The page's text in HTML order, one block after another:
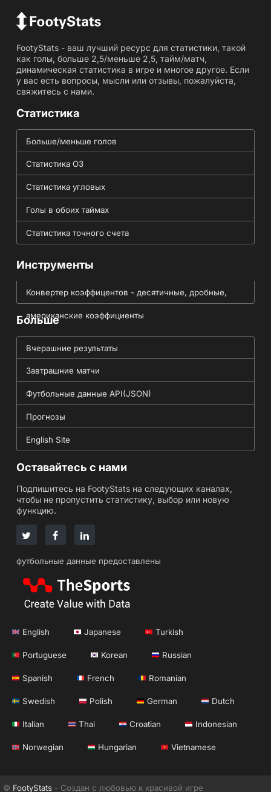
FootyStats - ваш лучший ресурс для статистики, такой
как голы, больше 2,5/меньше 2,5, тайм/матч,
динамическая статистика в игре и многое другое. Если
у вас есть вопросы, мысли или отзывы, пожалуйста,
свяжитесь с нами.
Статистика
Больше/меньше голов
Статистика ОЗ
Статистика угловых
Голы в обоих таймах
Статистика точного счета
Инструменты
Конвертер коэффицентов - десятичные, дробные,
американские коэффициенты
Больше
Вчерашние результаты
Завтрашние матчи
Футбольные данные API(JSON)
Прогнозы
English Site
Оставайтесь с нами
Подпишитесь на FootyStats на следующих каналах,
чтобы не пропустить статистику, выбор или новую
функцию.
футбольные данные предоставлены
English Japanese Turkish
Portuguese Korean Russian
Spanish French Romanian
Swedish Polish German Dutch
Italian Thai Croatian Indonesian
Norwegian Hungarian Vietnamese
© FootyStats - Создан с любовью к красивой игре